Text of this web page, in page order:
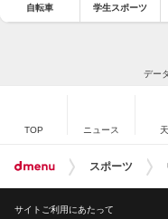
自転車 学生スポーツ
デー
TOP ニュース
スポーツ
サイトご利用にあたって